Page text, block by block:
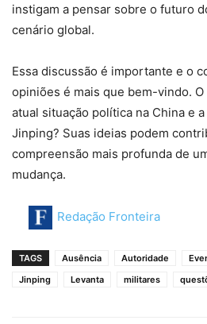
instigam a pensar sobre o futuro
cenário global.
Essa discussão é importante e o
opiniões é mais que bem-vindo.
atual situação política na China e
Jinping? Suas ideias podem
compreensão mais profunda de
mudança.
Redação Fronteira
TAGS Ausência Autoridade
Jinping
Levanta militares